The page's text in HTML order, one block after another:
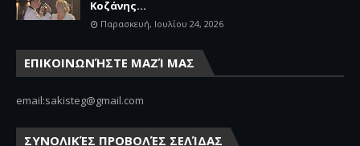
Κοζάνης...
Παρασκευή, Ιουλίου 24, 2026
ΕΠΙΚΟΙΝΩΝΉΣΤΕ ΜΑΖΊ ΜΑΣ
email:sakisteg@gmail.com
ΣΥΝΟΛΙΚΈΣ ΠΡΟΒΟΛΈΣ ΣΕΛΊΔΑΣ